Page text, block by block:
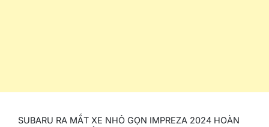
SUBARU RA MẮT XE NHỎ GỌN IMPREZA 2024 HOÀN